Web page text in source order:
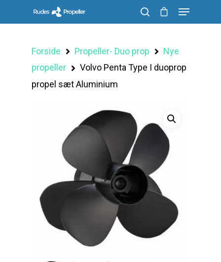
Forside Propeller- Duo prop
Nye
propeller
Volvo Penta Type I duoprop
propel sæt Aluminium